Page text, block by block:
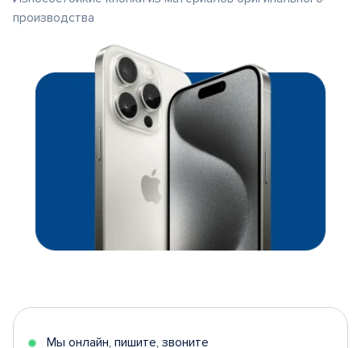
производства
Мы онлайн, пишите, звоните